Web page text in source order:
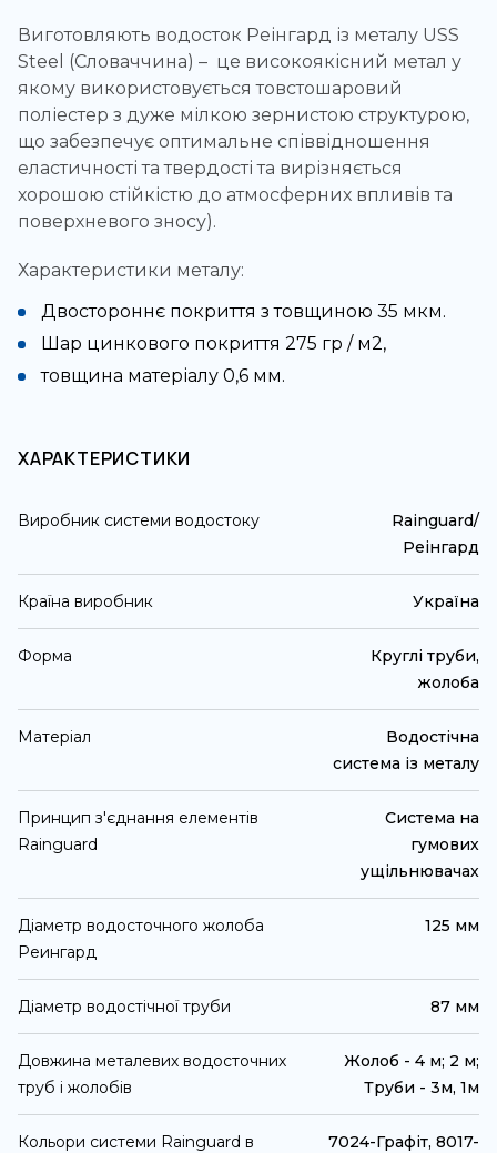
Виготовляють водосток Реінгард із металу USS
Steel (Словаччина) – це високоякісний метал у
якому використовується товстошаровий
поліестер з дуже мілкою зернистою структурою,
що забезпечує оптимальне співвідношення
еластичності та твердості та вирізняється
хорошою стійкістю до атмосферних впливів та
поверхневого зносу).
Характеристики металу:
Двостороннє покриття з товщиною 35 мкм.
Шар цинкового покриття 275 гр / м2,
товщина матеріалу 0,6 мм.
ХАРАКТЕРИСТИКИ
Виробник системи водостоку
Rainguard/
Реінгард
Країна виробник Україна
Форма
Круглі труби,
жолоба
Матеріал
Водостічна
система із металу
Принцип з'єднання елементів
Rainguard
Система на
гумових
ущільнювачах
Діаметр водосточного жолоба
Реингард
125 мм
Діаметр водостічної труби 87 мм
Довжина металевих водосточних
труб і жолобів
Жолоб - 4 м; 2 м;
Труби - 3м, 1м
Кольори системи Rainguard в
7024-Графіт, 8017-